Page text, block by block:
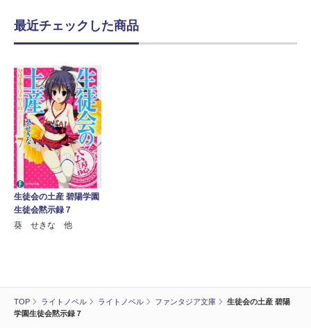
TOP ライトノベル ライトノベル ファンタジア文庫
生徒会の土産 碧陽
学園生徒会黙示録７
最近チェックした商品
生徒会の土産 碧陽学園
生徒会黙示録７
葵 せきな 他